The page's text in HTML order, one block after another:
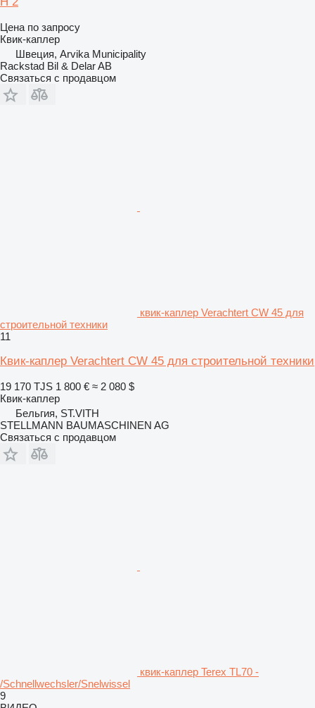
Цена по запросу
Квик-каплер
Швеция, Arvika Municipality
Rackstad Bil & Delar AB
Связаться с продавцом
квик-каплер Verachtert CW 45 для
строительной техники
11
Квик-каплер Verachtert CW 45 для строительной техники
19 170 TJS 1 800 € ≈ 2 080 $
Квик-каплер
Бельгия, ST.VITH
STELLMANN BAUMASCHINEN AG
Связаться с продавцом
квик-каплер Terex TL70 -
/Schnellwechsler/Snelwissel
9